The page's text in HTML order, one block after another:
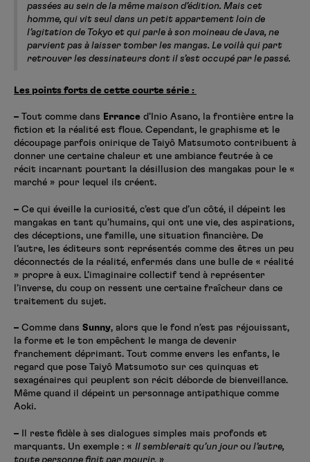
passées au sein de la même maison d’édition. Mais cet
homme, qui vit seul dans un petit appartement loin de
l’agitation de Tokyo et qui parle à son moineau de Java, ne
parvient pas à laisser tomber les mangas. Le voilà qui part
retrouver les dessinateurs dont il s’est occupé par le passé.
Les points forts de cette courte série :
– Tout comme dans Errance d’Inio Asano, la frontière entre la
fiction et la réalité est floue. Cependant, le graphisme et le
découpage parfois onirique de Taiyô Matsumoto contribuent à
donner une certaine chaleur et une ambiance feutrée à ce
récit incarnant pourtant la désillusion des mangakas pour le «
marché » pour lequel ils créent.
– Ce qui éveille la curiosité, c’est que d’un côté, il dépeint les
mangakas en tant qu’humains, qui ont une vie, des aspirations,
des déceptions, une famille, une situation financière. De
l’autre, les éditeurs sont représentés comme des êtres un peu
déconnectés de la réalité, enfermés dans une bulle de « réalité
» propre à eux. L’imaginaire collectif tend à représenter
l’inverse, du coup on ressent une certaine fraîcheur dans ce
traitement du sujet.
– Comme dans Sunny, alors que le fond n’est pas réjouissant,
la forme et le ton empêchent le manga de devenir
franchement déprimant. Tout comme envers les enfants, le
regard que pose Taiyô Matsumoto sur ces quinquas et
sexagénaires qui peuplent son récit déborde de bienveillance.
Même quand il dépeint un personnage antipathique comme
Aoki.
– Il reste fidèle à ses dialogues simples mais profonds et
marquants. Un exemple : « Il semblerait qu’un jour ou l’autre,
toute personne finit par mourir. »